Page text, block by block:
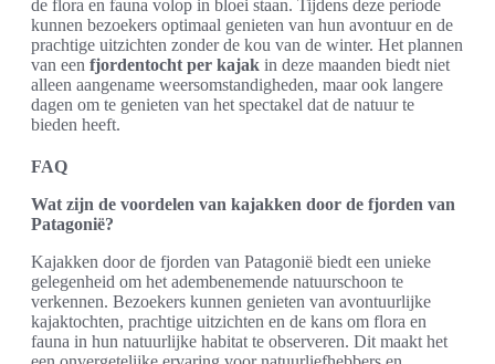
de flora en fauna volop in bloei staan. Tijdens deze periode
kunnen bezoekers optimaal genieten van hun avontuur en de
prachtige uitzichten zonder de kou van de winter. Het plannen
van een fjordentocht per kajak in deze maanden biedt niet
alleen aangename weersomstandigheden, maar ook langere
dagen om te genieten van het spectakel dat de natuur te
bieden heeft.
FAQ
Wat zijn de voordelen van kajakken door de fjorden van
Patagonië?
Kajakken door de fjorden van Patagonië biedt een unieke
gelegenheid om het adembenemende natuurschoon te
verkennen. Bezoekers kunnen genieten van avontuurlijke
kajaktochten, prachtige uitzichten en de kans om flora en
fauna in hun natuurlijke habitat te observeren. Dit maakt het